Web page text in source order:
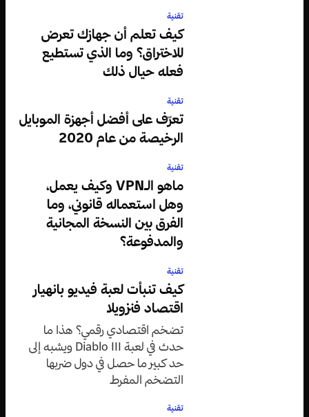
تقنية
كيف تعلم أن جهازك تعرض
للاختراق؟ وما الذي تستطيع
فعله حيال ذلك
تقنية
تعرّف على أفضل أجهزة الموبايل
الرخيصة من عام 2020
تقنية
ماهو الـVPN وكيف يعمل،
وهل استعماله قانوني، وما
الفرق بين النسخة المجانية
والمدفوعة؟
تقنية
كيف تنبأت لعبة فيديو بانهيار
اقتصاد فنزويلا
تضخم اقتصادي رقمي؟ هذا ما
حدث في لعبة Diablo III ويشبه إلى
حد كبير ما حصل في دول ضربها
التضخم المفرط
تقنية